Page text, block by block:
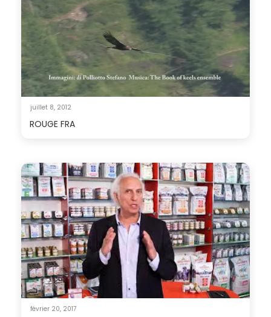
juillet 8, 2012
ROUGE FRA
février 20, 2017